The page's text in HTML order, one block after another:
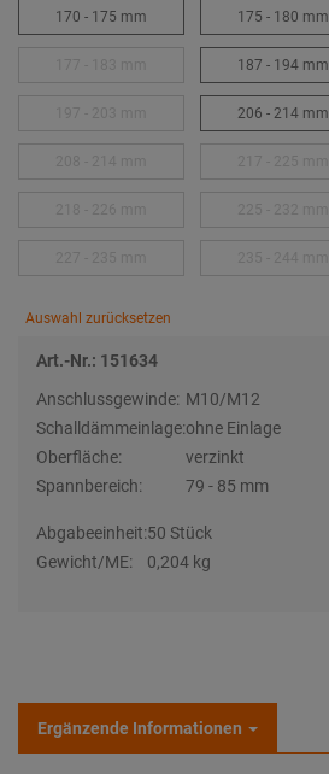
170 - 175 mm 175 - 180 mm
187 - 194 mm
206 - 214 mm
Auswahl zurücksetzen
Art.-Nr.: 151634
Anschlussgewinde: M10/M12
Schalldämmeinlage:ohne Einlage
Oberfläche:
verzinkt
Spannbereich:
79 - 85 mm
Abgabeeinheit:50 Stück
Gewicht/ME:
0,204 kg
Ergänzende Informationen